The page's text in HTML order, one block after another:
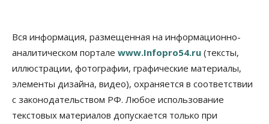
07 Августа 2026, 14:00
Власть
В Новосибирске многодетным семьям вручили
сертификаты на покупку автомобилей
07 Августа 2026, 13:55
Вся информация, размещенная на информационно-
аналитическом портале www.Infopro54.ru (тексты,
иллюстрации, фотографии, графические материалы,
элементы дизайна, видео), охраняется в соответствии
с законодательством РФ. Любое использование
текстовых материалов допускается только при